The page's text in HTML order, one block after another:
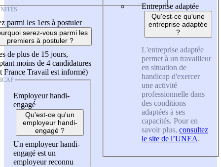
parmi les 1ers à postuler
serez-vous parmi les
premiers à postuler ?
de plus de 15 jours,
moins de 4 candidatures
France Travail est informé)
Employeur handi-
engagé
Qu'est-ce qu'un
employeur handi-
engagé ?
Un employeur handi-
engagé est un
employeur reconnu
Entreprise adaptée
Qu'est-ce qu'une
entreprise adaptée
?
L'entreprise adaptée
permet à un travailleur
en situation de
handicap d'exercer
une activité
professionnelle dans
des conditions
adaptées à ses
capacités. Pour en
savoir plus, consultez
le site de l’UNEA.